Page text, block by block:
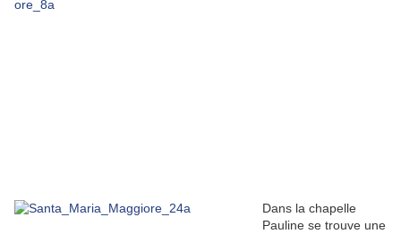
Dans la chapelle
Pauline se trouve une